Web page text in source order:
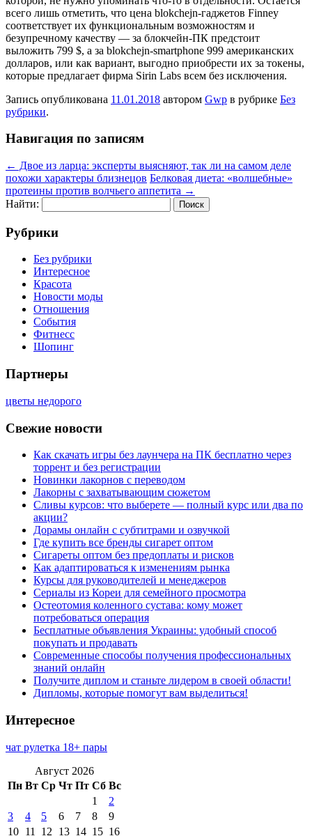
всего лишь отметить, что цена blokchejn-гаджетов Finney
соответствует их функциональным возможностям и
безупречному качеству — за блокчейн-ПК предстоит
выложить 799 $, а за blokchejn-smartphone 999 американских
долларов, или как вариант, выгодно приобрести их за токены,
которые предлагает фирма Sirin Labs всем без исключения.
Запись опубликована 11.01.2018 автором Gwp в рубрике Без
рубрики.
Навигация по записям
← Двое из ларца: эксперты выясняют, так ли на самом деле
похожи характеры близнецов Белковая диета: «волшебные»
протеины против волчьего аппетита →
Найти:
Рубрики
Без рубрики
Интересное
Красота
Новости моды
Отношения
События
Фитнесс
Шопинг
Партнеры
цветы недорого
Свежие новости
Как скачать игры без лаунчера на ПК бесплатно через
торрент и без регистрации
Новинки лакорнов с переводом
Лакорны с захватывающим сюжетом
Сливы курсов: что выберете — полный курс или два по
акции?
Дорамы онлайн с субтитрами и озвучкой
Где купить все бренды сигарет оптом
Сигареты оптом без предоплаты и рисков
Как адаптироваться к изменениям рынка
Курсы для руководителей и менеджеров
Сериалы из Кореи для семейного просмотра
Остеотомия коленного сустава: кому может
потребоваться операция
Бесплатные объявления Украины: удобный способ
покупать и продавать
Современные способы получения профессиональных
знаний онлайн
Получите диплом и станьте лидером в своей области!
Дипломы, которые помогут вам выделиться!
Интересное
чат рулетка 18+ пары
Август 2026
Пн Вт Ср Чт Пт Сб Вс
1
2
3
4 5 6 7 8
9
10 11 12 13 14 15 16